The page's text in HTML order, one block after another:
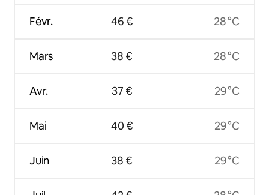
Févr.
Mars
Avr.
Mai
Juin
46 €
38 €
37 €
40 €
38 €
28 °C
28 °C
29 °C
29 °C
29 °C